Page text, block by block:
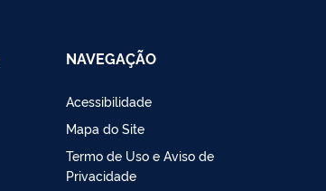
NAVEGAÇÃO
Acessibilidade
Mapa do Site
Termo de Uso e Aviso de
Privacidade